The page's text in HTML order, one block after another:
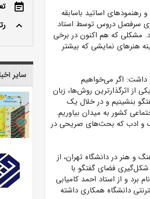
رهنمودهای اساتید باسابقه
سرفصل دروس توسط استاد
مشکلی که هم اکنون در برخی
هنرهای نمایشی که بیشتر
داشت: اگر می‌خواهیم
از اثرگذارترین روش‌ها، زبان
بنشینیم و در خلال یک
کشور به میدان بیاوریم.
و ادب که بحث‌های صریحی در
و هنر در دانشگاه تهران، از
شکل‌گیری فضای گفتگو با
و از استاد احمد کامیابی
دانشگاه همکاری داشته
event_note
keyboard_arrow_up
سایر